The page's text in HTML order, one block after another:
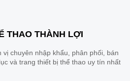
THAO THÀNH LỢI
vị chuyên nhập khẩu, phân phối, bán
và trang thiết bị thể thao uy tín nhất